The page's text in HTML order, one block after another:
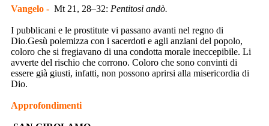
Vangelo - Mt 21, 28–32: Pentitosi andò.
I pubblicani e le prostitute vi passano avanti nel regno di
Dio.Gesù polemizza con i sacerdoti e agli anziani del popolo,
coloro che si fregiavano di una condotta morale ineccepibile. Li
avverte del rischio che corrono. Coloro che sono convinti di
essere già giusti, infatti, non possono aprirsi alla misericordia di
Dio.
Approfondimenti